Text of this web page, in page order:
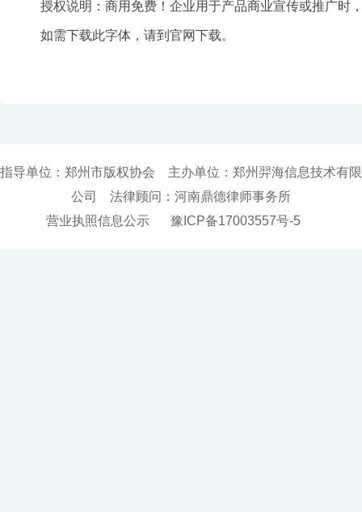
授权说明：商用免费！企业用于产品商业宣传或推广时
如需下载此字体，请到官网下载。
指导单位：郑州市版权协会 主办单位：郑州羿海信息技术有限
公司 法律顾问：河南鼎德律师事务所
营业执照信息公示
豫ICP备17003557号-5